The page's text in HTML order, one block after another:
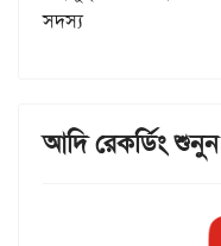
সদস্য
আদি রেকর্ডিং শুনুন